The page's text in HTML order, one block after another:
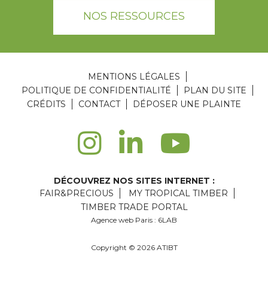
NOS RESSOURCES
MENTIONS LÉGALES
POLITIQUE DE CONFIDENTIALITÉ
PLAN DU SITE
CRÉDITS
CONTACT DÉPOSER UNE PLAINTE
DÉCOUVREZ NOS SITES INTERNET :
FAIR&PRECIOUS
MY TROPICAL TIMBER
TIMBER TRADE PORTAL
Agence web Paris : 6LAB
Copyright © 2026 ATIBT